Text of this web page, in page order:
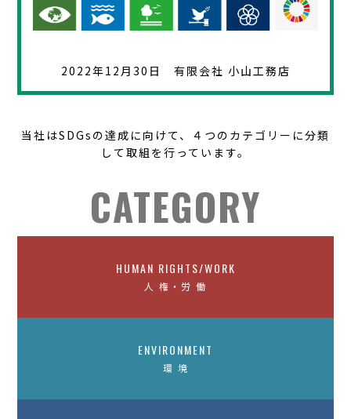
2022年12月30日 有限会社 小山工務店
当社はSDGsの達成に向けて、４つのカテゴリーに分類
して取組を行っています。
CATEGORY
HUMAN RIGHTS/WORK
人 権・労 働
ENVIRONMENT
環 境